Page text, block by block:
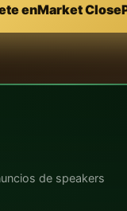
enMarket Close
de speakers